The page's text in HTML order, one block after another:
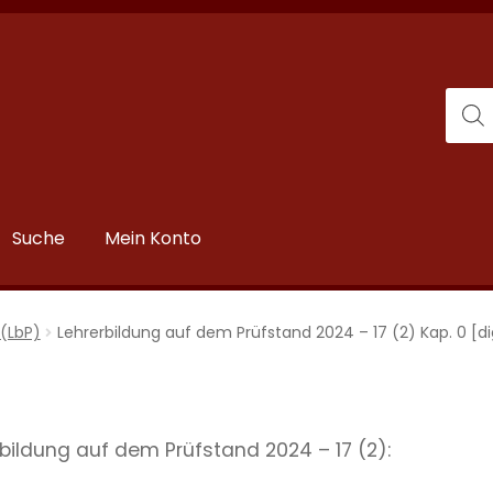
Suche Mein Konto
Lehrerbildung auf dem Prüfstand 2024 – 17 (2) Kap. 0
auf dem Prüfstand 2024 – 17 (2):